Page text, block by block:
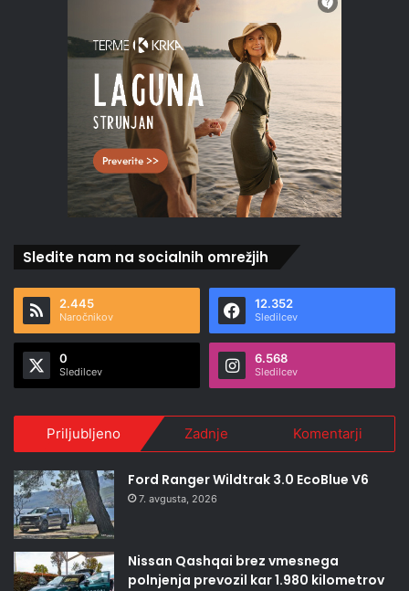
Sledite nam na socialnih omrežjih
2.445
Naročnikov
12.352
Sledilcev
0
Sledilcev
6.568
Sledilcev
Priljubljeno Zadnje Komentarji
Ford Ranger Wildtrak 3.0 EcoBlue V6
7. avgusta, 2026
Nissan Qashqai brez vmesnega
polnjenja prevozil kar 1.980 kilometrov